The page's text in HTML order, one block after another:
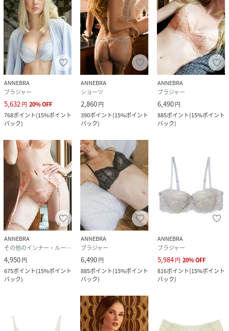
ANNEBRA
ブラジャー
5,632 円 20%OFF
768ポイント(15%ポイント
バック)
ANNEBRA
ショーツ
2,860円
390ポイント(15%ポイント
バック)
ANNEBRA
ブラジャー
6,490円
885ポイント(15%ポイント
バック)
ANNEBRA
その他のインナー・ルームウェア
4,950円
675ポイント(15%ポイント
バック)
ANNEBRA
ブラジャー
6,490円
885ポイント(15%ポイント
バック)
ANNEBRA
ブラジャー
5,984円 20%OFF
816ポイント(15%ポイント
バック)